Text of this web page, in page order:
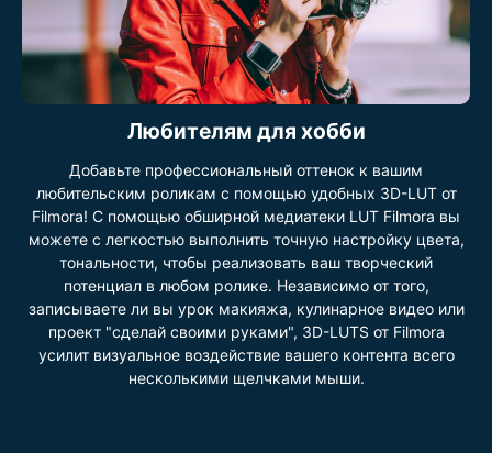
Любителям для хобби
Добавьте профессиональный оттенок к вашим
любительским роликам с помощью удобных 3D-LUT от
Filmora! С помощью обширной медиатеки LUT Filmora вы
можете с легкостью выполнить точную настройку цвета,
тональности, чтобы реализовать ваш творческий
потенциал в любом ролике. Независимо от того,
записываете ли вы урок макияжа, кулинарное видео или
проект "сделай своими руками", 3D-LUTS от Filmora
усилит визуальное воздействие вашего контента всего
несколькими щелчками мыши.